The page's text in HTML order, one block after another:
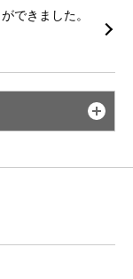
できました。